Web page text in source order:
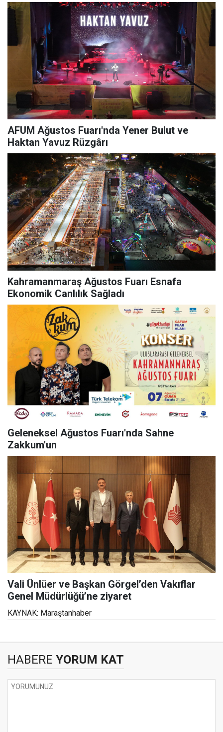
AFUM Ağustos Fuarı'nda Yener Bulut ve
Haktan Yavuz Rüzgârı
Kahramanmaraş Ağustos Fuarı Esnafa
Ekonomik Canlılık Sağladı
Geleneksel Ağustos Fuarı'nda Sahne
Zakkum'un
Vali Ünlüer ve Başkan Görgel’den Vakıflar
Genel Müdürlüğü’ne ziyaret
KAYNAK: Maraştanhaber
HABERE YORUM KAT